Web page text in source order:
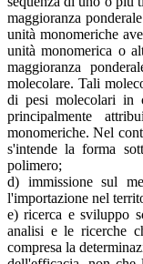
maggioranza
unità monomeriche
unità monomerica o
maggioranza
molecolare. Tali
di pesi molecolari in
principalmente
monomeriche. Nel
s'intende la forma
polimero;
d) immissione sul
l'importazione nel
e) ricerca e sviluppo
analisi e le ricerche
compresa la